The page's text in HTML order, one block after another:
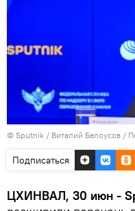
© Sputnik / Виталий Белоусов /
Подписаться
ЦХИНВАЛ, 30 июн -